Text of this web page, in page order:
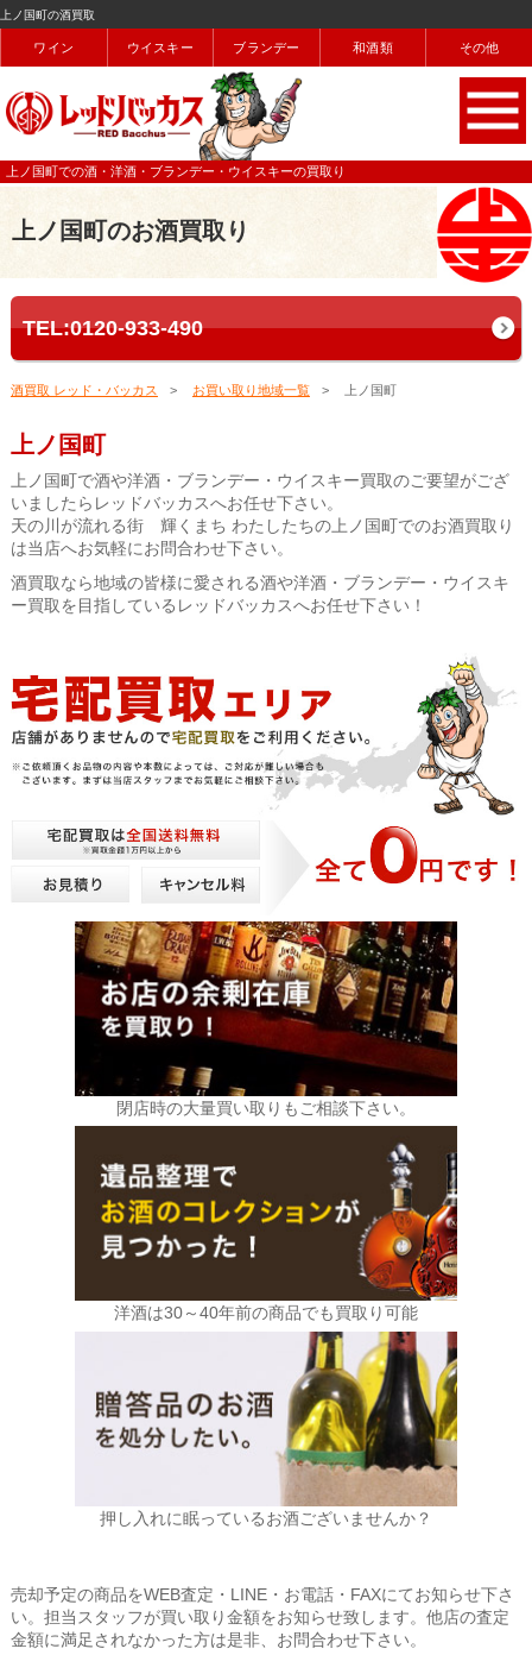
上ノ国町の酒買取
ワイン ウイスキー ブランデー 和酒類 その他
上ノ国町での酒・洋酒・ブランデー・ウイスキーの買取り
上ノ国町のお酒買取り
TEL:0120-933-490
酒買取 レッド・バッカス お買い取り地域一覧 上ノ国町
上ノ国町
上ノ国町で酒や洋酒・ブランデー・ウイスキー買取のご要望がござ
いましたらレッドバッカスへお任せ下さい。
天の川が流れる街 輝くまち わたしたちの上ノ国町でのお酒買取り
は当店へお気軽にお問合わせ下さい。
酒買取なら地域の皆様に愛される酒や洋酒・ブランデー・ウイスキ
ー買取を目指しているレッドバッカスへお任せ下さい！
閉店時の大量買い取りもご相談下さい。
洋酒は30～40年前の商品でも買取り可能
押し入れに眠っているお酒ございませんか？
売却予定の商品をWEB査定・LINE・お電話・FAXにてお知らせ下さ
い。担当スタッフが買い取り金額をお知らせ致します。他店の査定
金額に満足されなかった方は是非、お問合わせ下さい。